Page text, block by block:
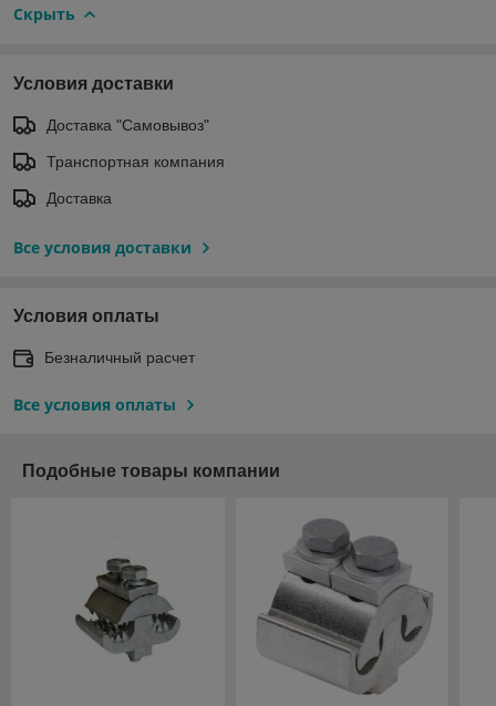
Скрыть
Условия доставки
Доставка "Самовывоз"
Транспортная компания
Доставка
Все условия доставки
Условия оплаты
Безналичный расчет
Все условия оплаты
Подобные товары компании